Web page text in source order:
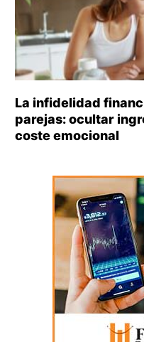
La infidelidad
parejas: ocultar
coste emocional